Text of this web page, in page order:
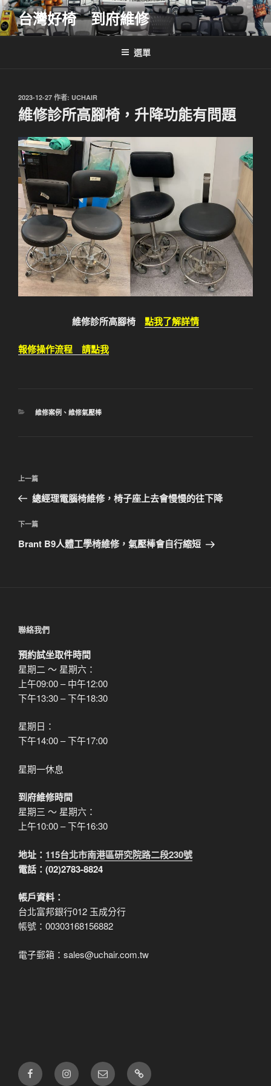
跳
至
主
台灣好椅 到府維修
選單
發
佈
於
2023-12-27 作者: UCHAIR
維修診所高腳椅，升降功能有問題
維修診所高腳椅 點我了解詳情
報修操作流程 請點我
分
維修案例 、 維修氣壓棒
文
導
覽
上
一
文
章
上一篇
總經理電腦椅維修，椅子座上去會慢慢的往下降
下
一
下一篇
Brant B9人體工學椅維修，氣壓棒會自行縮短
聯絡我們
預約試坐取件時間
星期二 ～ 星期六：
上午09:00 – 中午12:00
下午13:30 – 下午18:30
星期日：
下午14:00 – 下午17:00
星期一休息
到府維修時間
星期三 ～ 星期六：
上午10:00 – 下午16:30
地址： 115台北市南港區研究院路二段230號
電話：(02)2783-8824
帳戶資料：
台北富邦銀行012 玉成分行
帳號：00303168156882
電子郵箱：sales@uchair.com.tw
FB IG
電
LINE